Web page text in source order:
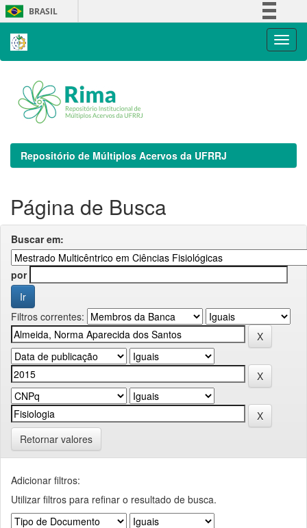
Skip
navigation
BRASIL
Repositório de Múltiplos Acervos da UFRRJ
Página de Busca
Buscar em:
por
Filtros correntes:
Retornar valores
Adicionar filtros:
Utilizar filtros para refinar o resultado de busca.